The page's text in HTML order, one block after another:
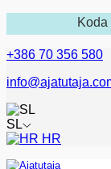
+386 70 356 580
SL
HR